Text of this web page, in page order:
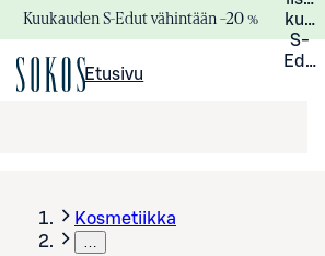
Kuukauden S-Edut vähintään –20 %
S-
Etusivu
Kosmetiikka
…